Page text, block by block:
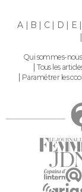
A
B C D E
Qui sommes-
Tous les
Paramétrer les